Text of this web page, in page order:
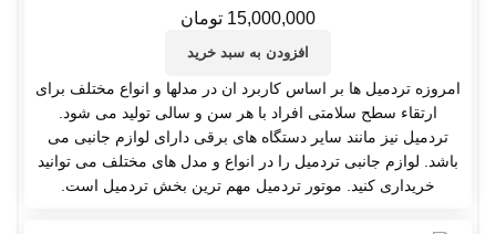
15,000,000 تومان
افزودن به سبد خرید
امروزه تردمیل ها بر اساس کاربرد ان در مدلها و انواع مختلف برای
ارتقاء سطح سلامتی افراد با هر سن و سالی تولید می شود.
تردمیل نیز مانند سایر دستگاه های برقی دارای لوازم جانبی می
باشد. لوازم جانبی تردمیل را در انواع و مدل های مختلف می توانید
خریداری کنید. موتور تردمیل مهم ترین بخش تردمیل است.